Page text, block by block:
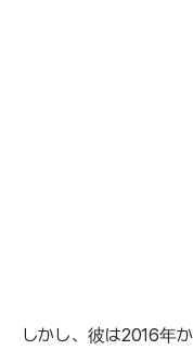
しかし、彼は2016年